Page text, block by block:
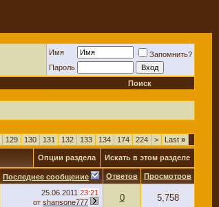
Имя
Запомнить?
Пароль
Поиск
129 130 131 132 133 134 174 224 > Last »
Опции раздела Искать в этом разделе
Последнее сообщение Ответов Просмотров
25.06.2011 23:21
от shansone777 0 5,758